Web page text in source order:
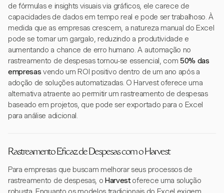
de fórmulas e insights visuais via gráficos, ele carece de
capacidades de dados em tempo real e pode ser trabalhoso. À
medida que as empresas crescem, a natureza manual do Excel
pode se tornar um gargalo, reduzindo a produtividade e
aumentando a chance de erro humano. A automação no
rastreamento de despesas tornou-se essencial, com 50% das
empresas vendo um ROI positivo dentro de um ano após a
adoção de soluções automatizadas. O Harvest oferece uma
alternativa atraente ao permitir um rastreamento de despesas
baseado em projetos, que pode ser exportado para o Excel
para análise adicional.
Rastreamento Eficaz de Despesas com o Harvest
Para empresas que buscam melhorar seus processos de
rastreamento de despesas, oHarvestoferece uma solução